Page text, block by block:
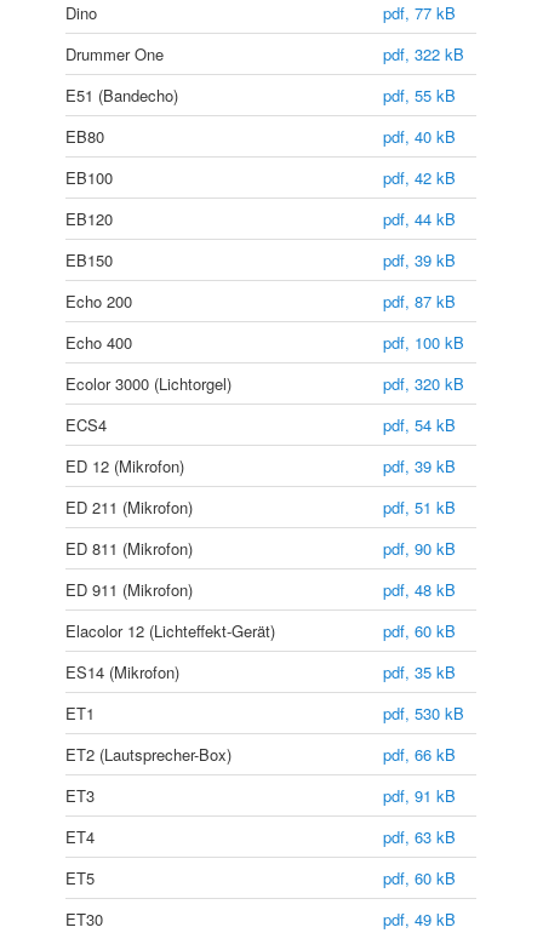
Dino
pdf, 77 kB
Drummer One
pdf, 322 kB
E51 (Bandecho)
pdf, 55 kB
EB80
pdf, 40 kB
EB100
pdf, 42 kB
EB120
pdf, 44 kB
EB150
pdf, 39 kB
Echo 200
pdf, 87 kB
Echo 400
pdf, 100 kB
Ecolor 3000 (Lichtorgel)
pdf, 320 kB
ECS4
pdf, 54 kB
ED 12 (Mikrofon)
pdf, 39 kB
ED 211 (Mikrofon)
pdf, 51 kB
ED 811 (Mikrofon)
pdf, 90 kB
ED 911 (Mikrofon)
pdf, 48 kB
Elacolor 12 (Lichteffekt-Gerät)
pdf, 60 kB
ES14 (Mikrofon)
pdf, 35 kB
ET1
pdf, 530 kB
ET2 (Lautsprecher-Box)
pdf, 66 kB
ET3
pdf, 91 kB
ET4
pdf, 63 kB
ET5
pdf, 60 kB
ET30
pdf, 49 kB